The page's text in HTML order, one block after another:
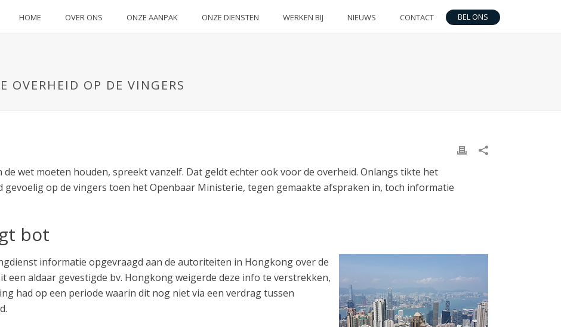
HOME OVER ONS ONZE AANPAK ONZE DIENSTEN WERKEN BIJ NIEUWS CONTACT BEL ONS
OVERHEID OP DE VINGERS
wet moeten houden, spreekt vanzelf. Dat geldt echter ook voor de overheid. Onlangs tikte het
gevoelig op de vingers toen het Openbaar Ministerie, tegen gemaakte afspraken in, toch informatie
bot
informatie opgevraagd aan de autoriteiten in Hongkong over de
een aldaar gevestigde bv. Hongkong weigerde deze info te verstrekken,
had op een periode waarin dit nog niet via een verdrag tussen